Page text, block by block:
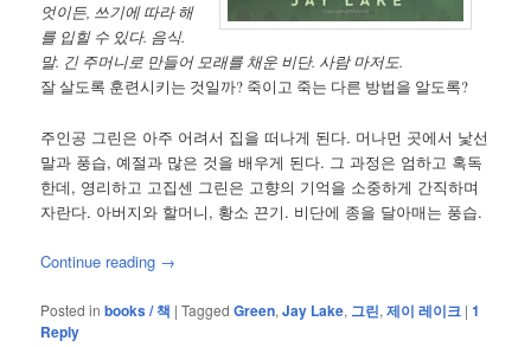
엇이든, 쓰기에 따라 해
를 입힐 수 있다. 음식.
말. 긴 주머니로 만들어 모래를 채운 비단. 사람 마저도.
잘 살도록 훈련시키는 것일까? 죽이고 죽는 다른 방법을 알도록?
주인공 그린은 아주 어려서 집을 떠나게 된다. 머나먼 곳에서 낯선
말과 풍습, 예절과 많은 것을 배우게 된다. 그 과정은 엄하고 혹독
한데, 영리하고 고집센 그린은 고향의 기억을 소중하게 간직하며
자란다. 아버지와 할머니, 황소 끈기. 비단에 종을 달아매는 풍습.
Continue reading →
Posted in books / 책 |Tagged Green,Jay Lake, 그린,제이 레이크 |1
Reply